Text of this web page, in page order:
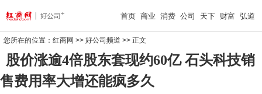
首页 商业 消费 公司 天下 财富 弘道
您所在的位置： 红商网 >> 好公司频道 >> 正文
股价涨逾4倍股东套现约60亿 石头科技销
售费用率大增还能疯多久